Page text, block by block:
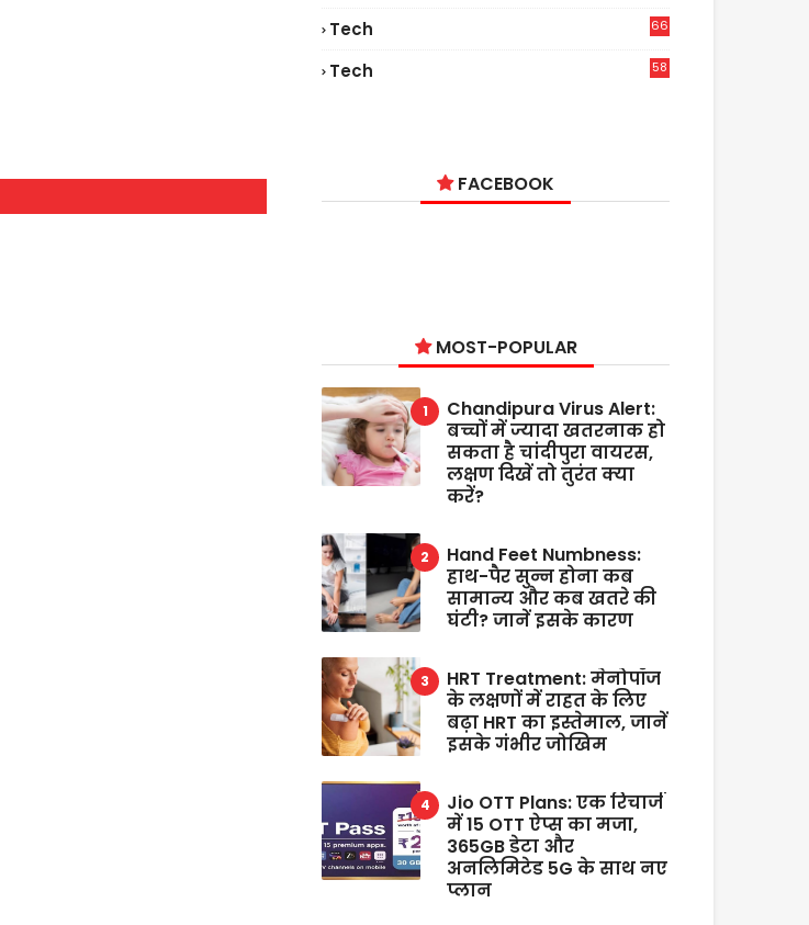
Tech
66
Tech
58
FACEBOOK
MOST-POPULAR
Chandipura Virus Alert:
बच्चों में ज्यादा खतरनाक हो
सकता है चांदीपुरा वायरस,
लक्षण दिखें तो तुरंत क्या
करें?
Hand Feet Numbness:
हाथ-पैर सुन्न होना कब
सामान्य और कब खतरे की
घंटी? जानें इसके कारण
HRT Treatment: मेनोपॉज
के लक्षणों में राहत के लिए
बढ़ा HRT का इस्तेमाल, जानें
इसके गंभीर जोखिम
Jio OTT Plans: एक रिचार्ज
में 15 OTT ऐप्स का मजा,
365GB डेटा और
अनलिमिटेड 5G के साथ नए
प्लान